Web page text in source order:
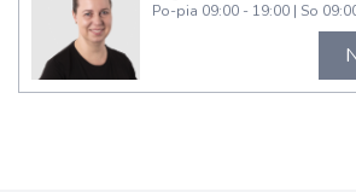
Po-pia 09:00 - 19:00 | So